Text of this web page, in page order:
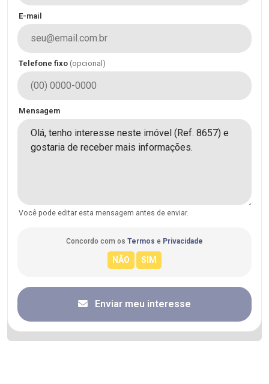
E-mail
Telefone fixo (opcional)
Mensagem
Você pode editar esta mensagem antes de enviar.
Concordo com os Termos e Privacidade
Enviar meu interesse